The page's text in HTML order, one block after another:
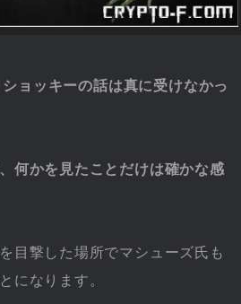
ショッキーの話は真に受けなかっ
何かを見たことだけは確かな感
目撃した場所でマシューズ氏も
になります。